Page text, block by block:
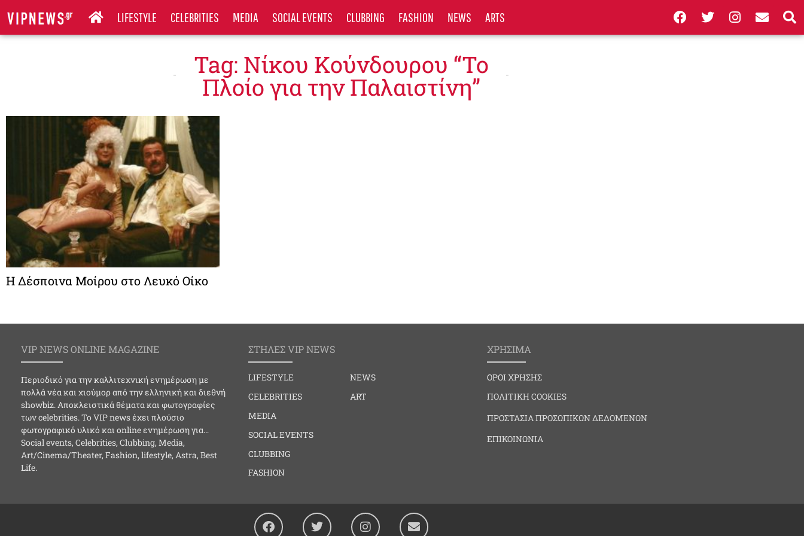
LIFESTYLE CELEBRITIES MEDIA SOCIAL EVENTS CLUBBING FASHION NEWS ARTS
Tag: Νίκου Κούνδουρου “Το
Πλοίο για την Παλαιστίνη”
Η Δέσποινα Μοίρου στο Λευκό Οίκο
VIP NEWS ONLINE MAGAZINE
Περιοδικό για την καλλιτεχνική ενημέρωση με
πολλά νέα και χιούμορ από την ελληνική και διεθνή
showbiz. Αποκλειστικά θέματα και φωτογραφίες
των celebrities. Το VIP news έχει πλούσιο
φωτογραφικό υλικό και online ενημέρωση για…
Social events, Celebrities, Clubbing, Media,
Art/Cinema/Theater, Fashion, lifestyle, Astra, Best
Life.
ΣΤΗΛΕΣ VIP NEWS
LIFESTYLE
CELEBRITIES
MEDIA
SOCIAL EVENTS
CLUBBING
FASHION
NEWS
ART
ΧΡΗΣΙΜΑ
ΟΡΟΙ ΧΡΗΣΗΣ
ΠΟΛΙΤΙΚΗ COOKIES
ΠΡΟΣΤΑΣΙΑ ΠΡΟΣΩΠΙΚΩΝ ΔΕΔΟΜΕΝΩΝ
ΕΠΙΚΟΙΝΩΝΙΑ